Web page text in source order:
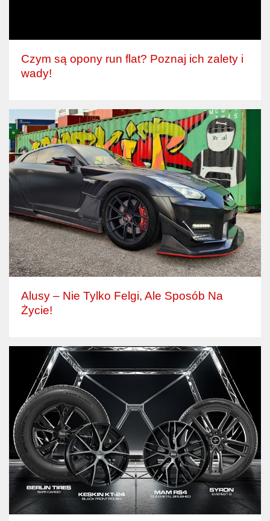
Czym są opony run flat? Poznaj ich zalety i
wady!
Alusy – Nie Tylko Felgi, Ale Sposób Na
Życie!